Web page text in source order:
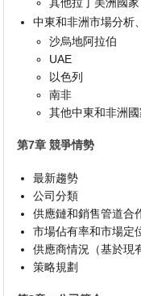
中東和非洲市場分析
沙烏地阿拉伯
UAE
以色列
南非
其他中東和非洲國
第7章 競爭情勢
最新趨勢
公司分類
供應鏈和銷售管道合
市場佔有率和市場定
供應商情況（基於現
策略規劃